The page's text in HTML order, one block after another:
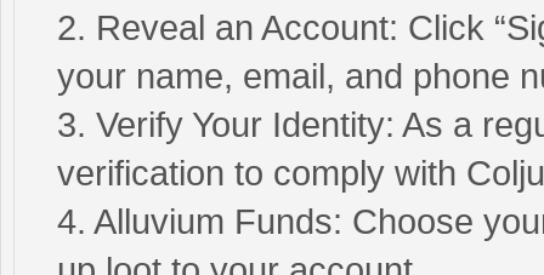
2. Reveal an Account: Click
your name, email, and phone
3. Verify Your Identity: As a
verification to comply with
4. Alluvium Funds: Choose